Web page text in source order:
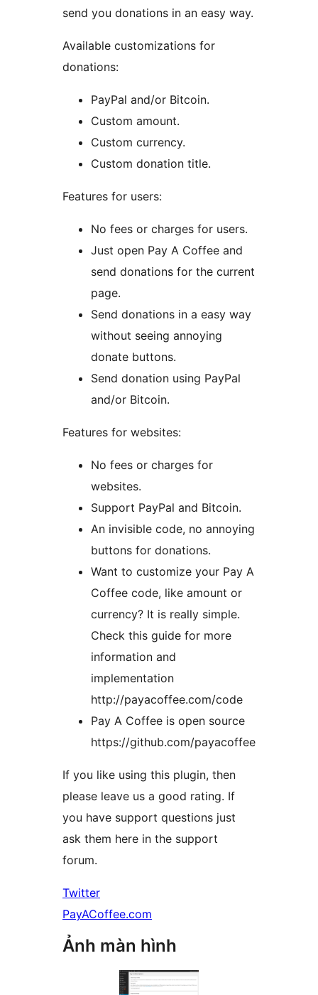
send you donations in an easy way.
Available customizations for
donations:
PayPal and/or Bitcoin.
Custom amount.
Custom currency.
Custom donation title.
Features for users:
No fees or charges for users.
Just open Pay A Coffee and
send donations for the current
page.
Send donations in a easy way
without seeing annoying
donate buttons.
Send donation using PayPal
and/or Bitcoin.
Features for websites:
No fees or charges for
websites.
Support PayPal and Bitcoin.
An invisible code, no annoying
buttons for donations.
Want to customize your Pay A
Coffee code, like amount or
currency? It is really simple.
Check this guide for more
information and
implementation
http://payacoffee.com/code
Pay A Coffee is open source
https://github.com/payacoffee
If you like using this plugin, then
please leave us a good rating. If
you have support questions just
ask them here in the support
forum.
Twitter
PayACoffee.com
Ảnh màn hình